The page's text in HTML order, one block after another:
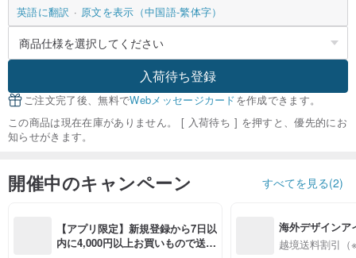
英語に翻訳
原文を表示（中国語-繁体字）
入荷待ち登録
ご注文完了後、無料でWebメッセージカードを作成できます。
この商品は現在在庫がありません。 [ 入荷待ち ] を押すと、優先的にお
知らせがきます。
開催中のキャンペーン すべてを見る(2)
【アプリ限定】新規登録から7日以
内に4,000円以上お買いもので送料
海外デザインア
入
越境送料割引（